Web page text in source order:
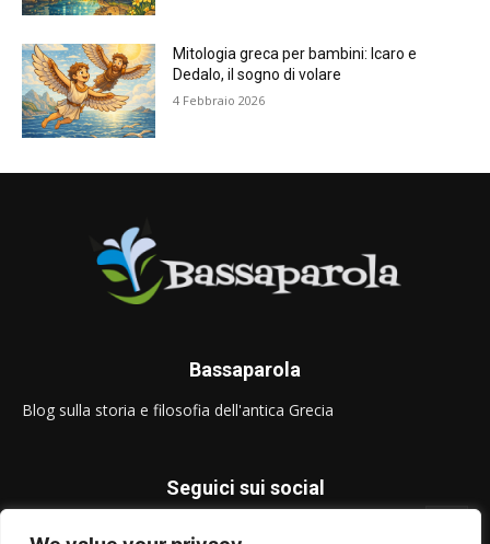
Mitologia greca per bambini: Icaro e
Dedalo, il sogno di volare
4 Febbraio 2026
Bassaparola
Blog sulla storia e filosofia dell'antica Grecia
Seguici sui social